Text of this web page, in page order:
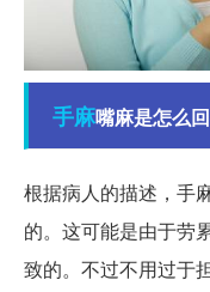
手麻嘴麻是怎么
根据病人的描述，手
的。这可能是由于劳
致的。不过不用过于